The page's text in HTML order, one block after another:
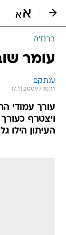
ברנז'ה
עומר
ענת קם
17.11.2009 / 10:11
עורך עמודי
ויצטרף
העיתון הילו